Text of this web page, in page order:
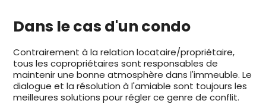
Dans le cas d'un condo
Contrairement à la relation locataire/propriétaire,
tous les copropriétaires sont responsables de
maintenir une bonne atmosphère dans l'immeuble. Le
dialogue et la résolution à l'amiable sont toujours les
meilleures solutions pour régler ce genre de conflit.